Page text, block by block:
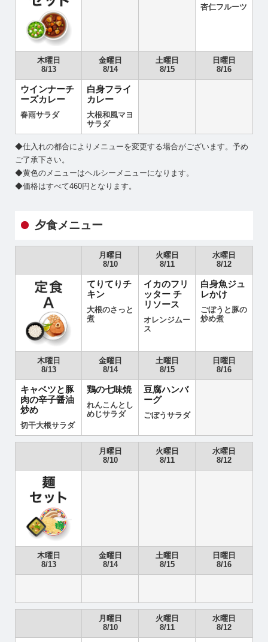
杏仁フルーツ
木曜日
8/13
金曜日
8/14
土曜日
8/15
日曜日
8/16
ウインナーチ
ーズカレー
春雨サラダ
白身フライ
カレー
大根和風マヨ
サラダ
◆仕入れの都合によりメニューを変更する場合がございます。予め
ご了承下さい。
◆黄色のメニューはヘルシーメニューになります。
◆価格はすべて460円となります。
夕食メニュー
月曜日
8/10
火曜日
8/11
水曜日
8/12
てりてりチ
キン
大根のさっと
煮
イカのフリ
ッター チ
リソース
オレンジムー
ス
白身魚ジュ
レかけ
ごぼうと豚の
炒め煮
木曜日
8/13
金曜日
8/14
土曜日
8/15
日曜日
8/16
キャベツと豚
肉の辛子醤油
炒め
切干大根サラダ
鶏の七味焼
れんこんとし
めじサラダ
豆腐ハンバ
ーグ
ごぼうサラダ
月曜日
8/10
火曜日
8/11
水曜日
8/12
木曜日
8/13
金曜日
8/14
土曜日
8/15
日曜日
8/16
月曜日
8/10
火曜日
8/11
水曜日
8/12